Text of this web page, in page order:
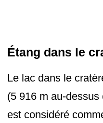
Étang dans le
Le lac dans le
(5 916 m au-
est considéré